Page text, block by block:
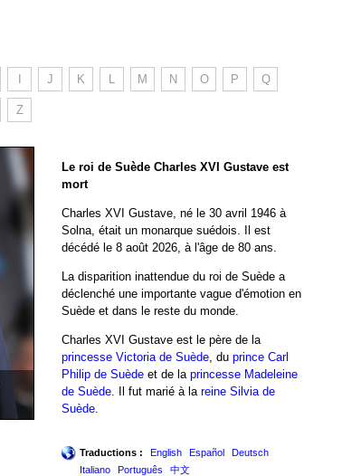
J K L M N O P Q
Z
Le roi de Suède Charles XVI Gustave est
mort
Charles XVI Gustave, né le 30 avril 1946 à
Solna, était un monarque suédois. Il est
décédé le 8 août 2026, à l'âge de 80 ans.
La disparition inattendue du roi de Suède a
déclenché une importante vague d'émotion en
Suède et dans le reste du monde.
Charles XVI Gustave est le père de la
princesse Victoria de Suède , du prince Carl
Philip de Suède et de la princesse Madeleine
de Suède . Il fut marié à la reine Silvia de
Suède
Traductions : English Español
Deutsch
Italiano
Português 中文